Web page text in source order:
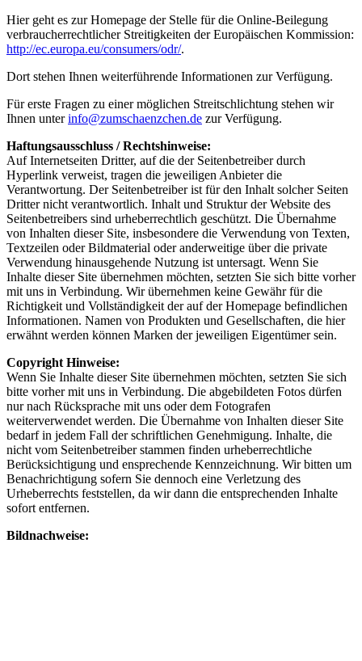
Hier geht es zur Homepage der Stelle für die Online-Beilegung
verbraucherrechtlicher Streitigkeiten der Europäischen Kommission:
http://ec.europa.eu/consumers/odr/.
Dort stehen Ihnen weiterführende Informationen zur Verfügung.
Für erste Fragen zu einer möglichen Streitschlichtung stehen wir
Ihnen unterinfo@zumschaenzchen.de zur Verfügung.
Haftungsausschluss / Rechtshinweise:
Auf Internetseiten Dritter, auf die der Seitenbetreiber durch
Hyperlink verweist, tragen die jeweiligen Anbieter die
Verantwortung. Der Seitenbetreiber ist für den Inhalt solcher Seiten
Dritter nicht verantwortlich. Inhalt und Struktur der Website des
Seitenbetreibers sind urheberrechtlich geschützt. Die Übernahme
von Inhalten dieser Site, insbesondere die Verwendung von Texten,
Textzeilen oder Bildmaterial oder anderweitige über die private
Verwendung hinausgehende Nutzung ist untersagt. Wenn Sie
Inhalte dieser Site übernehmen möchten, setzten Sie sich bitte vorher
mit uns in Verbindung. Wir übernehmen keine Gewähr für die
Richtigkeit und Vollständigkeit der auf der Homepage befindlichen
Informationen. Namen von Produkten und Gesellschaften, die hier
erwähnt werden können Marken der jeweiligen Eigentümer sein.
Copyright Hinweise:
Wenn Sie Inhalte dieser Site übernehmen möchten, setzten Sie sich
bitte vorher mit uns in Verbindung. Die abgebildeten Fotos dürfen
nur nach Rücksprache mit uns oder dem Fotografen
weiterverwendet werden. Die Übernahme von Inhalten dieser Site
bedarf in jedem Fall der schriftlichen Genehmigung. Inhalte, die
nicht vom Seitenbetreiber stammen finden urheberrechtliche
Berücksichtigung und ensprechende Kennzeichnung. Wir bitten um
Benachrichtigung sofern Sie dennoch eine Verletzung des
Urheberrechts feststellen, da wir dann die entsprechenden Inhalte
sofort entfernen.
Bildnachweise: